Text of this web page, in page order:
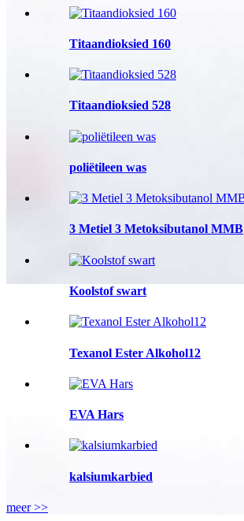
Titaandioksied 160
Titaandioksied 528
poliëtileen was
3 Metiel 3 Metoksibutanol MMB
Koolstof swart
Texanol Ester Alkohol12
EVA Hars
kalsiumkarbied
meer >>